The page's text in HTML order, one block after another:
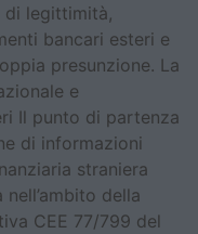
di legittimità,
bancari esteri e
presunzione. La
e
Il punto di partenza
di informazioni
straniera
nell’ambito della
CEE 77/799 del